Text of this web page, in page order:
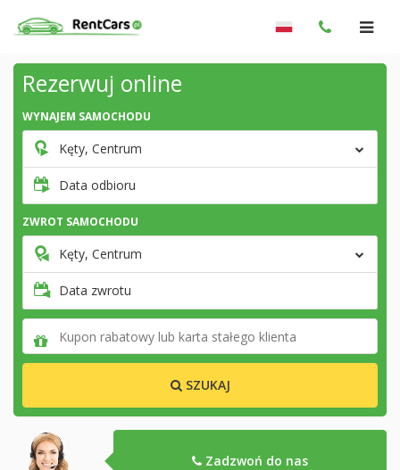
Rezerwuj online
WYNAJEM SAMOCHODU
Kęty, Centrum
Data odbioru
ZWROT SAMOCHODU
Kęty, Centrum
Data zwrotu
SZUKAJ
Zadzwoń do nas